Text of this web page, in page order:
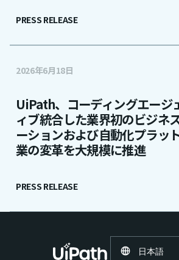
PRESS RELEASE
2026年6月18日
UiPath、コーディングエージ
ィブ統合した業界初のビジネ
ーションおよび自動化プラッ
業の変革を大規模に推進
PRESS RELEASE
日本語